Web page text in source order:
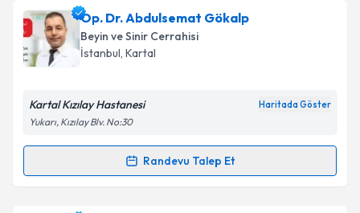
Doç. Dr. Tufan Canseveriçin randevu takvimi talebi
oluşturun. Size bu uzmandan randevu almanız için bir
takvim hazırlandığında e-posta ile bilgilendireceğiz.
Kişisel verilerimin işlenmesine ilişkin
Metni'ni okudum ve kişisel verilerimin belirtilen
Op. Dr. Abdulsemat Gökalp
Beyin ve Sinir Cerrahisi
İstanbul, Kartal
Kartal Kızılay Hastanesi Haritada Göster
Yukarı, Kızılay Blv. No:30
Randevu Talep Et
Randevu Takvimi Talebi